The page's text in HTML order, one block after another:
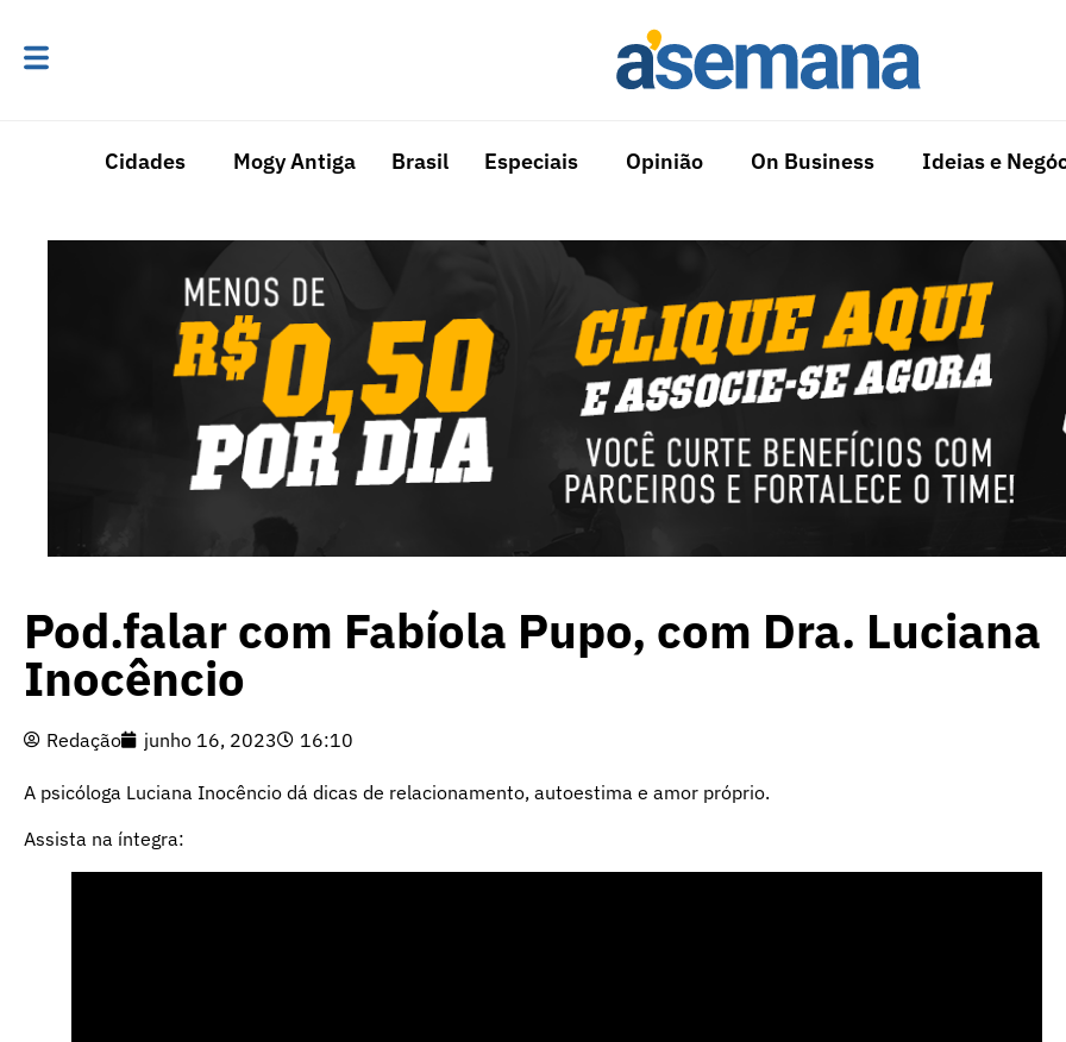
Cidades Mogy Antiga Brasil Especiais Opinião On Business Ideias e
Pod.falar com Fabíola Pupo, com Dra. Luciana
Inocêncio
Redação junho 16, 2023 16:10
A psicóloga Luciana Inocêncio dá dicas de relacionamento, autoestima e amor próprio.
Assista na íntegra: